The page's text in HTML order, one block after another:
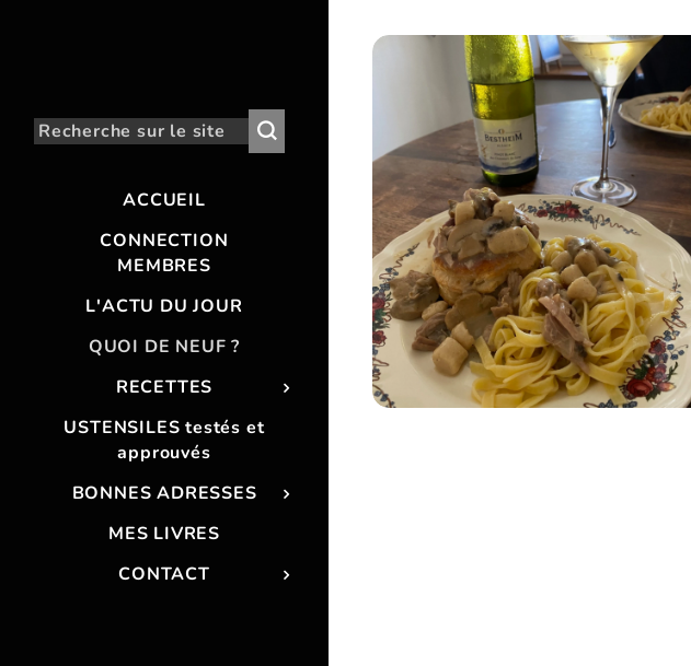
ACCUEIL
CONNECTION
MEMBRES
L'ACTU DU JOUR
QUOI DE NEUF ?
RECETTES
USTENSILES testés et
approuvés
BONNES ADRESSES
MES LIVRES
CONTACT